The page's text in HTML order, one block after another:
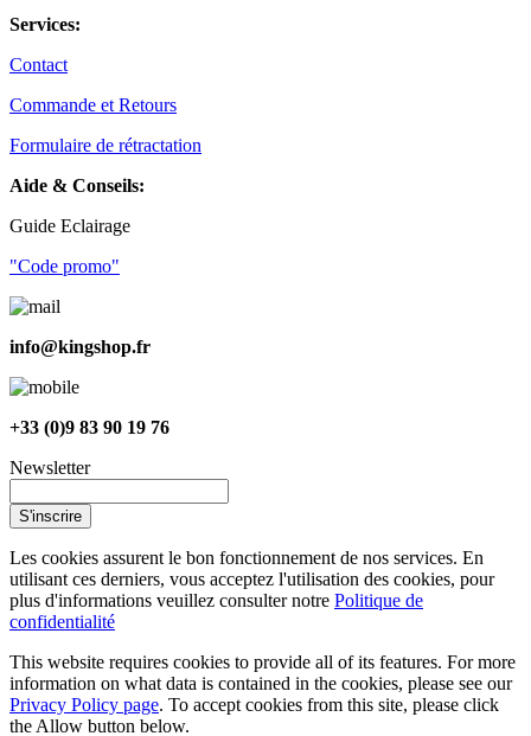
Services:
Contact
Commande et Retours
Formulaire de rétractation
Aide & Conseils:
Guide Eclairage
"Code promo"
info@kingshop.fr
+33 (0)9 83 90 19 76
Newsletter
S'inscrire
Les cookies assurent le bon fonctionnement de nos services. En
utilisant ces derniers, vous acceptez l'utilisation des cookies, pour
plus d'informations veuillez consulter notre Politique de
confidentialité
This website requires cookies to provide all of its features. For more
information on what data is contained in the cookies, please see our
Privacy Policy page. To accept cookies from this site, please click
the Allow button below.